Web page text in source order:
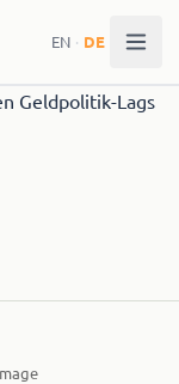
EN · DE